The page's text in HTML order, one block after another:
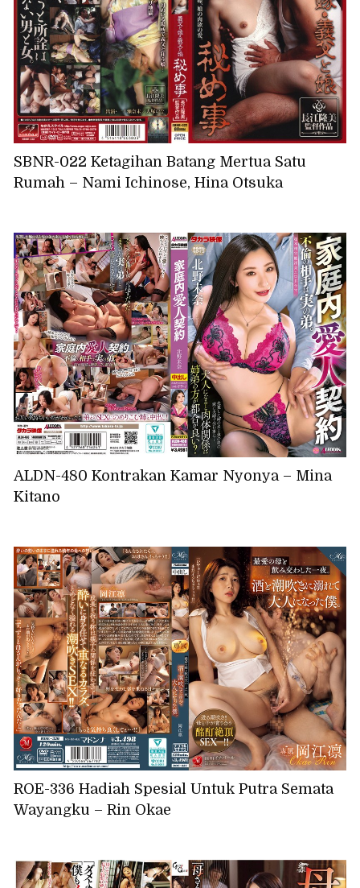
SBNR-022 Ketagihan Batang Mertua Satu
Rumah – Nami Ichinose, Hina Otsuka
ALDN-480 Kontrakan Kamar Nyonya – Mina
Kitano
ROE-336 Hadiah Spesial Untuk Putra Semata
Wayangku – Rin Okae